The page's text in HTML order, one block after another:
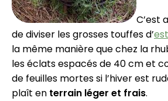
C’est
de diviser les grosses touffes d’
la même manière que chez la
les éclats espacés de 40 cm et
de feuilles mortes si l’hiver est
plaît en terrain léger et frais.